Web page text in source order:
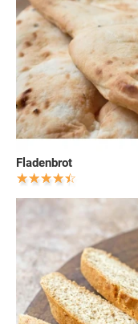
Fladenbrot